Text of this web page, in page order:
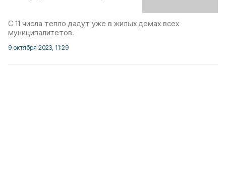
С 11 числа тепло дадут уже в жилых домах всех
муниципалитетов.
9 октября 2023, 11:29